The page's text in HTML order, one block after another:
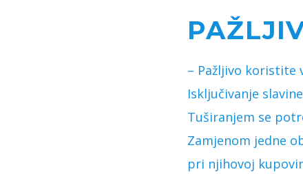
– Pažljivo koristite
Isključivanje
Tuširanjem se
Zamjenom jedne
pri njihovoj